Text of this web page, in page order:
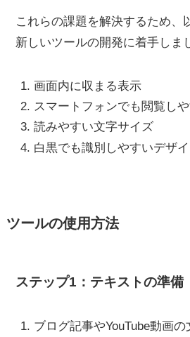
これらの課題を解決するため、
新しいツールの開発に着手しま
画面内に収まる表示
スマートフォンでも閲覧し
読みやすい文字サイズ
白黒でも識別しやすいデザ
ツールの使用方法
ステップ1：テキストの準備
ブログ記事やYouTube動画